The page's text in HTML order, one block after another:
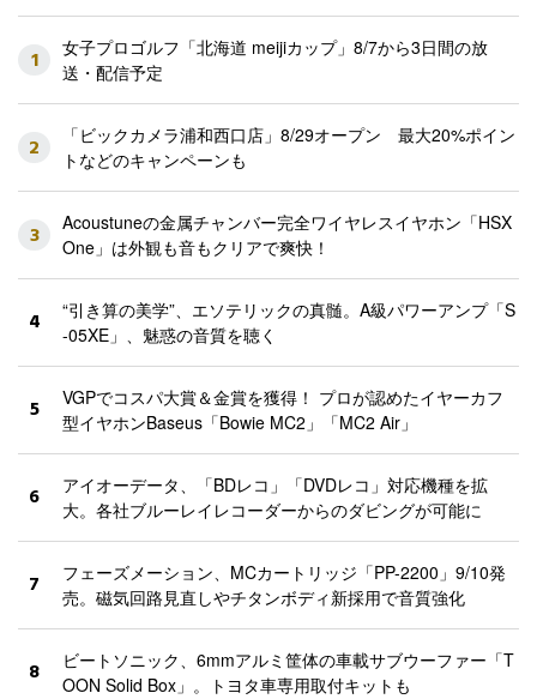
1
女子プロゴルフ「北海道 meijiカップ」8/7から3日間の放
送・配信予定
2
「ビックカメラ浦和西口店」8/29オープン 最大20%ポイン
トなどのキャンペーンも
3
Acoustuneの金属チャンバー完全ワイヤレスイヤホン「HSX
One」は外観も音もクリアで爽快！
4
“引き算の美学”、エソテリックの真髄。A級パワーアンプ「S
-05XE」、魅惑の音質を聴く
5
VGPでコスパ大賞＆金賞を獲得！ プロが認めたイヤーカフ
型イヤホンBaseus「Bowie MC2」「MC2 Air」
6
アイオーデータ、「BDレコ」「DVDレコ」対応機種を拡
大。各社ブルーレイレコーダーからのダビングが可能に
7
フェーズメーション、MCカートリッジ「PP-2200」9/10発
売。磁気回路見直しやチタンボディ新採用で音質強化
8
ビートソニック、6mmアルミ筐体の車載サブウーファー「T
OON Solid Box」。トヨタ車専用取付キットも